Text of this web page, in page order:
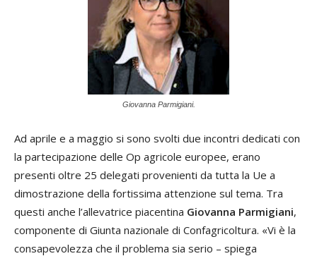
Giovanna Parmigiani.
Ad aprile e a maggio si sono svolti due incontri dedicati con
la partecipazione delle Op agricole europee, erano
presenti oltre 25 delegati provenienti da tutta la Ue a
dimostrazione della fortissima attenzione sul tema. Tra
questi anche l’allevatrice piacentina Giovanna Parmigiani,
componente di Giunta nazionale di Confagricoltura. «Vi è la
consapevolezza che il problema sia serio – spiega